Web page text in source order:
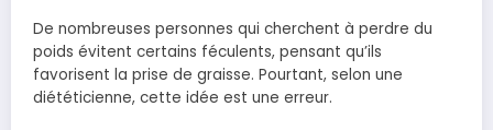
De nombreuses personnes qui cherchent à perdre du
poids évitent certains féculents, pensant qu’ils
favorisent la prise de graisse. Pourtant, selon une
diététicienne, cette idée est une erreur.